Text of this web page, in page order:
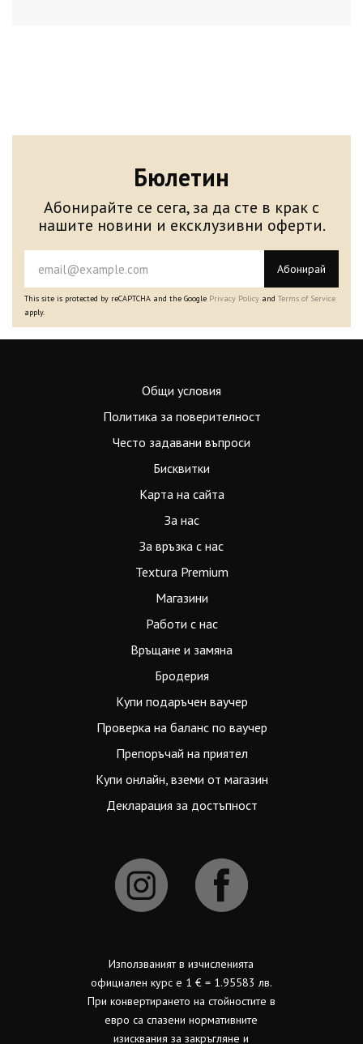
Бюлетин
Абонирайте се сега, за да сте в крак с
нашите новини и ексклузивни оферти.
Абонирай
This site is protected by reCAPTCHA and the Google Privacy Policy and Terms of Service
apply.
Общи условия
Политика за поверителност
Често задавани въпроси
Бисквитки
Карта на сайта
За нас
За връзка с нас
Textura Premium
Магазини
Работи с нас
Връщане и замяна
Бродерия
Купи подаръчен ваучер
Проверка на баланс по ваучер
Препоръчай на приятел
Купи онлайн, вземи от магазин
Декларация за достъпност
Използваният в изчисленията
официален курс е 1 € = 1.95583 лв.
При конвертирането на стойностите в
евро са спазени нормативните
изисквания за закръгляне и